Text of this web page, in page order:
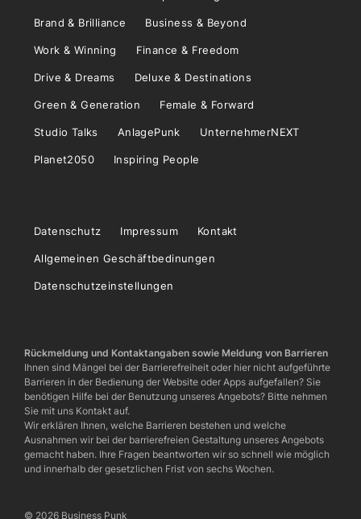
Brand & Brilliance Business & Beyond
Work & Winning Finance & Freedom
Drive & Dreams Deluxe & Destinations
Green & Generation Female & Forward
Studio Talks AnlagePunk UnternehmerNEXT
Planet2050 Inspiring People
Datenschutz Impressum Kontakt
Allgemeinen Geschäftbedinungen
Datenschutzeinstellungen
Rückmeldung und Kontaktangaben sowie Meldung von Barrieren
Ihnen sind Mängel bei der Barrierefreiheit oder hier nicht aufgeführte
Barrieren in der Bedienung der Website oder Apps aufgefallen? Sie
benötigen Hilfe bei der Benutzung unseres Angebots? Bitte nehmen
Sie mit uns Kontakt auf.
Wir erklären Ihnen, welche Barrieren bestehen und welche
Ausnahmen wir bei der barrierefreien Gestaltung unseres Angebots
gemacht haben. Ihre Fragen beantworten wir so schnell wie möglich
und innerhalb der gesetzlichen Frist von sechs Wochen.
© 2026 Business Punk